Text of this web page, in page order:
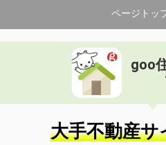
ページトッ
goo
大手不動産サ